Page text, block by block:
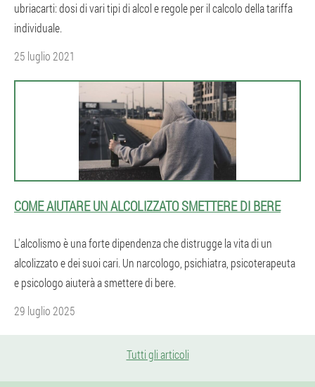
ubriacarti: dosi di vari tipi di alcol e regole per il calcolo della tariffa
individuale.
25 luglio 2021
COME AIUTARE UN ALCOLIZZATO SMETTERE DI BERE
L'alcolismo è una forte dipendenza che distrugge la vita di un
alcolizzato e dei suoi cari. Un narcologo, psichiatra, psicoterapeuta
e psicologo aiuterà a smettere di bere.
29 luglio 2025
Tutti gli articoli